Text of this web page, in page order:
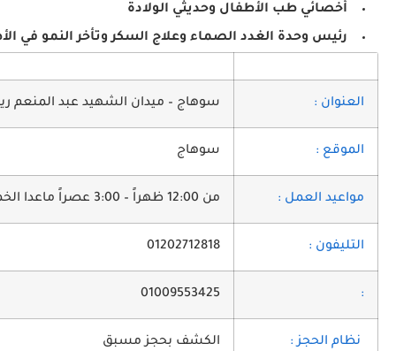
أخصائي طب الأطفال وحديثي الولادة
رئيس وحدة الغدد الصماء وعلاج السكر وتأخر النمو
العنوان : سوهاج – ميدان الشهيد عبد المنعم
الموقع : سوهاج
مواعيد العمل : من 12:00 ظهراً – 3:00 عصراً ماعدا الخميس والجمعه
التليفون : 01202712818
:
01009553425
نظام الحجز : الكشف بحجز مسبق